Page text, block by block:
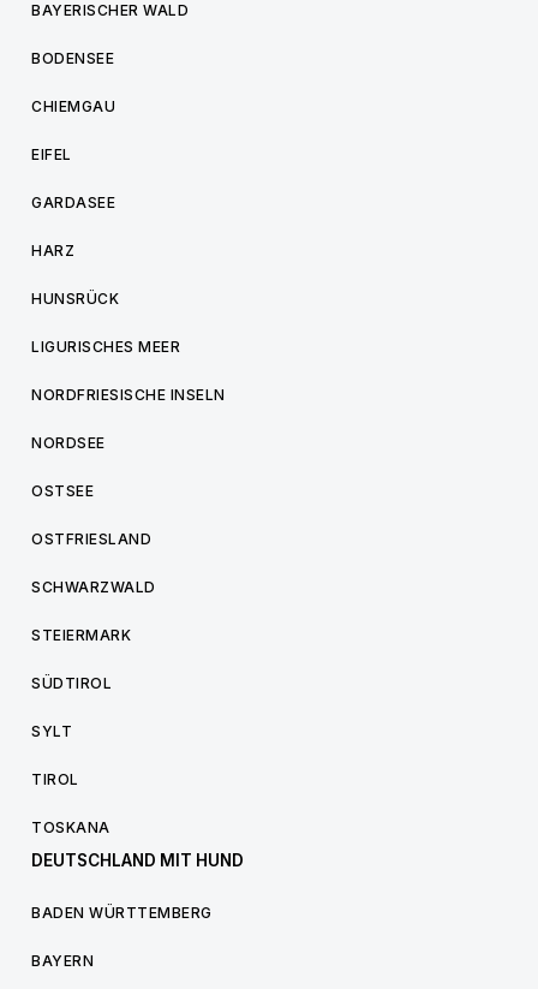
BAYERISCHER WALD
BODENSEE
CHIEMGAU
EIFEL
GARDASEE
HARZ
HUNSRÜCK
LIGURISCHES MEER
NORDFRIESISCHE INSELN
NORDSEE
OSTSEE
OSTFRIESLAND
SCHWARZWALD
STEIERMARK
SÜDTIROL
SYLT
TIROL
TOSKANA
DEUTSCHLAND MIT HUND
BADEN WÜRTTEMBERG
BAYERN